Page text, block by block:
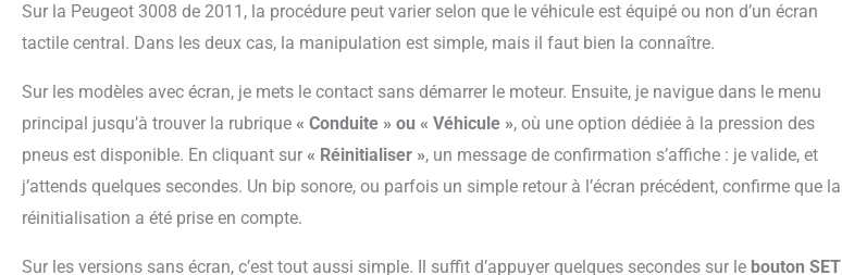
Sur la Peugeot 3008 de 2011, la procédure peut varier selon que le véhicule est équipé ou non d’un écran
tactile central. Dans les deux cas, la manipulation est simple, mais il faut bien la connaître.
Sur les modèles avec écran, je mets le contact sans démarrer le moteur. Ensuite, je navigue dans le menu
principal jusqu’à trouver la rubrique « Conduite » ou « Véhicule », où une option dédiée à la pression des
pneus est disponible. En cliquant sur « Réinitialiser », un message de confirmation s’affiche : je valide, et
j’attends quelques secondes. Un bip sonore, ou parfois un simple retour à l’écran précédent, confirme que la
réinitialisation a été prise en compte.
Sur les versions sans écran, c’est tout aussi simple. Il suffit d’appuyer quelques secondes sur le bouton SET